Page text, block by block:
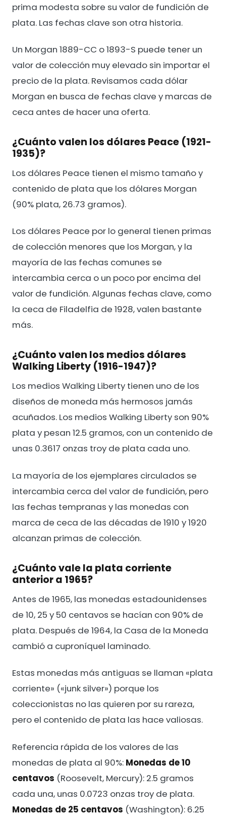
prima modesta sobre su valor de fundición de
plata. Las fechas clave son otra historia.
Un Morgan 1889-CC o 1893-S puede tener un
valor de colección muy elevado sin importar el
precio de la plata. Revisamos cada dólar
Morgan en busca de fechas clave y marcas de
ceca antes de hacer una oferta.
¿Cuánto valen los dólares Peace (1921-
1935)?
Los dólares Peace tienen el mismo tamaño y
contenido de plata que los dólares Morgan
(90% plata, 26.73 gramos).
Los dólares Peace por lo general tienen primas
de colección menores que los Morgan, y la
mayoría de las fechas comunes se
intercambia cerca o un poco por encima del
valor de fundición. Algunas fechas clave, como
la ceca de Filadelfia de 1928, valen bastante
más.
¿Cuánto valen los medios dólares
Walking Liberty (1916-1947)?
Los medios Walking Liberty tienen uno de los
diseños de moneda más hermosos jamás
acuñados. Los medios Walking Liberty son 90%
plata y pesan 12.5 gramos, con un contenido de
unas 0.3617 onzas troy de plata cada uno.
La mayoría de los ejemplares circulados se
intercambia cerca del valor de fundición, pero
las fechas tempranas y las monedas con
marca de ceca de las décadas de 1910 y 1920
alcanzan primas de colección.
¿Cuánto vale la plata corriente
anterior a 1965?
Antes de 1965, las monedas estadounidenses
de 10, 25 y 50 centavos se hacían con 90% de
plata. Después de 1964, la Casa de la Moneda
cambió a cuproníquel laminado.
Estas monedas más antiguas se llaman «plata
corriente» («junk silver») porque los
coleccionistas no las quieren por su rareza,
pero el contenido de plata las hace valiosas.
Referencia rápida de los valores de las
monedas de plata al 90%: Monedas de 10
centavos (Roosevelt, Mercury): 2.5 gramos
cada una, unas 0.0723 onzas troy de plata.
Monedas de 25 centavos (Washington): 6.25